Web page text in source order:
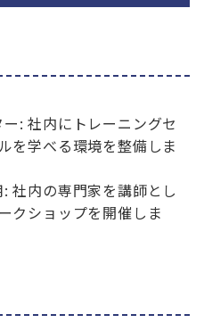
: 社内にトレーニングセ
を学べる環境を整備しま
社内の専門家を講師とし
クショップを開催しま